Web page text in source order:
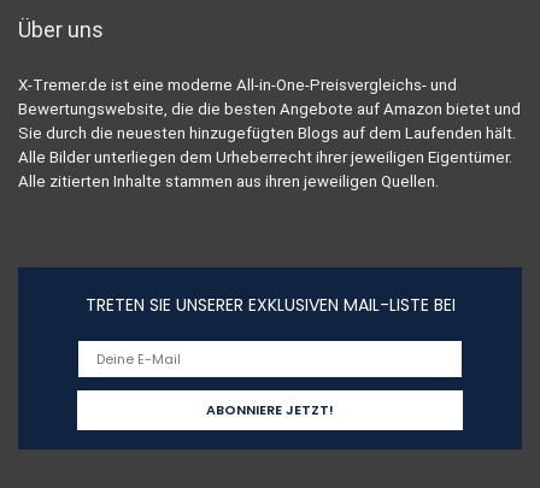
Über uns
X-Tremer.de ist eine moderne All-in-One-Preisvergleichs- und
Bewertungswebsite, die die besten Angebote auf Amazon bietet und
Sie durch die neuesten hinzugefügten Blogs auf dem Laufenden hält.
Alle Bilder unterliegen dem Urheberrecht ihrer jeweiligen Eigentümer.
Alle zitierten Inhalte stammen aus ihren jeweiligen Quellen.
TRETEN SIE UNSERER EXKLUSIVEN MAIL-LISTE BEI